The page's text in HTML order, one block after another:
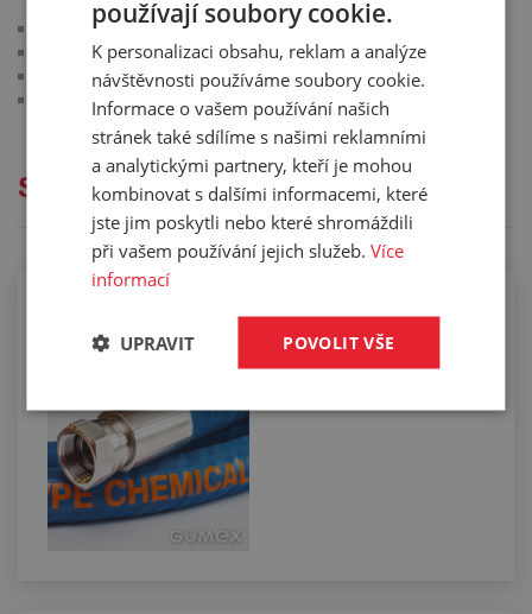
Geka, vzájemně kompatibilní
materiál: nerezová ocel 1.4401
těsnění: viton (FKM)
pracovní tlak: max. 40 bar
pracovní teplota: -10 °C/+150 °C
Služby
Osazování hadic na chemikálie
používají soubory cookie.
K personalizaci obsahu, reklam a analýze
návštěvnosti používáme soubory cookie.
Informace o vašem používání našich
stránek také sdílíme s našimi reklamními
a analytickými partnery, kteří je mohou
kombinovat s dalšími informacemi, které
jste jim poskytli nebo které shromáždili
při vašem používání jejich služeb.Více
informací
POVOLIT VŠE
UPRAVIT